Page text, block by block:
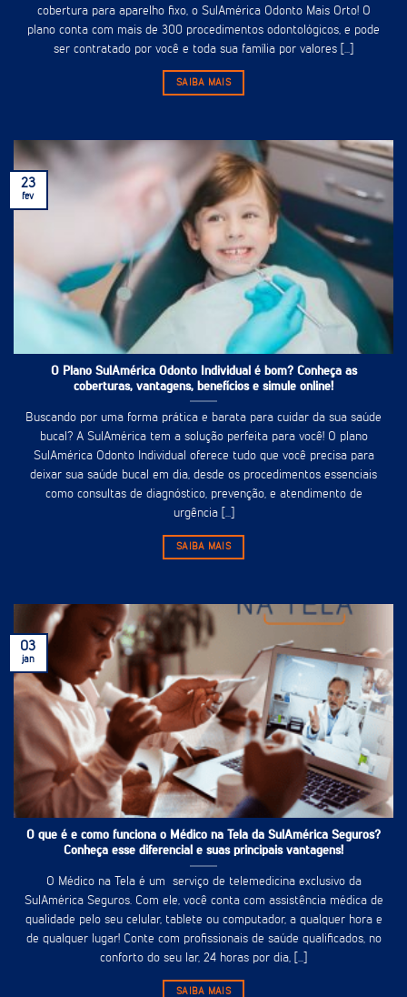
cobertura para aparelho fixo, o SulAmérica Odonto Mais Orto! O
plano conta com mais de 300 procedimentos odontológicos, e pode
ser contratado por você e toda sua família por valores [...]
SAIBA MAIS
O Plano SulAmérica Odonto Individual é bom? Conheça as
coberturas, vantagens, benefícios e simule online!
Buscando por uma forma prática e barata para cuidar da sua saúde
bucal? A SulAmérica tem a solução perfeita para você! O plano
SulAmérica Odonto Individual oferece tudo que você precisa para
deixar sua saúde bucal em dia, desde os procedimentos essenciais
como consultas de diagnóstico, prevenção, e atendimento de
urgência [...]
SAIBA MAIS
23
fev
O que é e como funciona o Médico na Tela da SulAmérica Seguros?
Conheça esse diferencial e suas principais vantagens!
O Médico na Tela é um serviço de telemedicina exclusivo da
SulAmérica Seguros. Com ele, você conta com assistência médica de
qualidade pelo seu celular, tablete ou computador, a qualquer hora e
de qualquer lugar! Conte com profissionais de saúde qualificados, no
conforto do seu lar, 24 horas por dia, [...]
SAIBA MAIS
03
jan